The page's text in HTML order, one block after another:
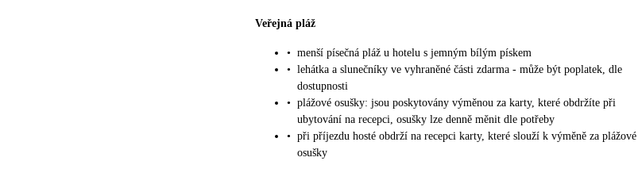
Veřejná pláž
• menší písečná pláž u hotelu s jemným bílým pískem
• lehátka a slunečníky ve vyhraněné části zdarma - může být poplatek, dle
dostupnosti
• plážové osušky: jsou poskytovány výměnou za karty, které obdržíte při
ubytování na recepci, osušky lze denně měnit dle potřeby
• při příjezdu hosté obdrží na recepci karty, které slouží k výměně za plážové
osušky